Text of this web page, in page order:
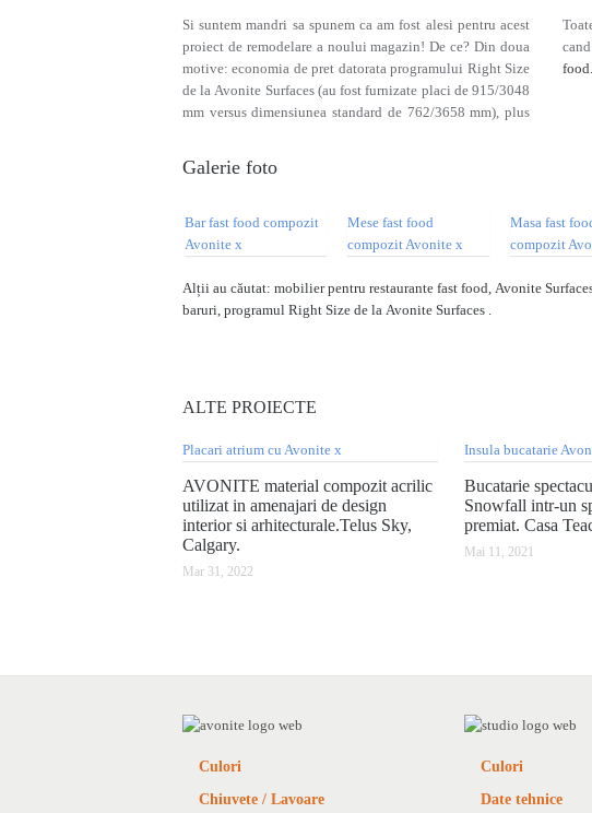
Si suntem mandri sa spunem ca am fost alesi pentru acest
proiect de remodelare a noului magazin! De ce? Din doua
motive: economia de pret datorata programului Right Size
de la Avonite Surfaces (au fost furnizate placi de 915/3048
mm versus dimensiunea standard de 762/3658 mm), plus
food.
Galerie foto
Alții au căutat: mobilier pentru restaurante fast food, Avonite
baruri, programul Right Size de la Avonite Surfaces .
ALTE PROIECTE
AVONITE material compozit acrilic
utilizat in amenajari de design
interior si arhitecturale.Telus Sky,
Calgary.
Mar 31, 2022
Bucatarie
Snowfall intr-un
premiat. Casa
Mai 11, 2021
Culori
Chiuvete / Lavoare
Culori
Date tehnice